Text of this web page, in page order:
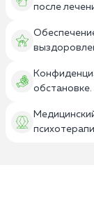
после
обстановке.